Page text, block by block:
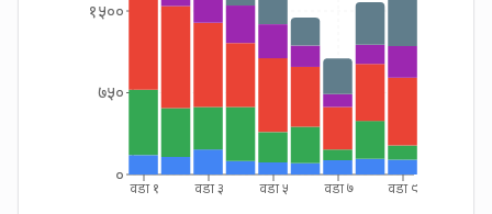
वडा १ वडा ३ वडा ५ वडा ७ वडा ९
०
७५०
१५००